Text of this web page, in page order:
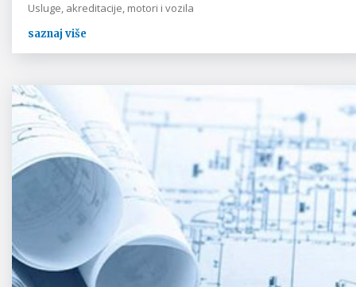
Usluge, akreditacije, motori i vozila
saznaj više